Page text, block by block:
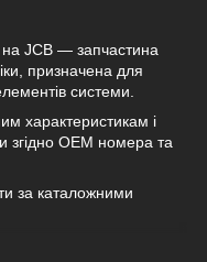
JCB — запчастина
призначена для
системи.
характеристикам і
згідно OEM номера та
за каталожними